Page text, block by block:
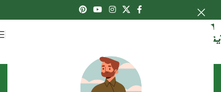
اعطای نمایندگی
برچسب: آموزش کشت کدو